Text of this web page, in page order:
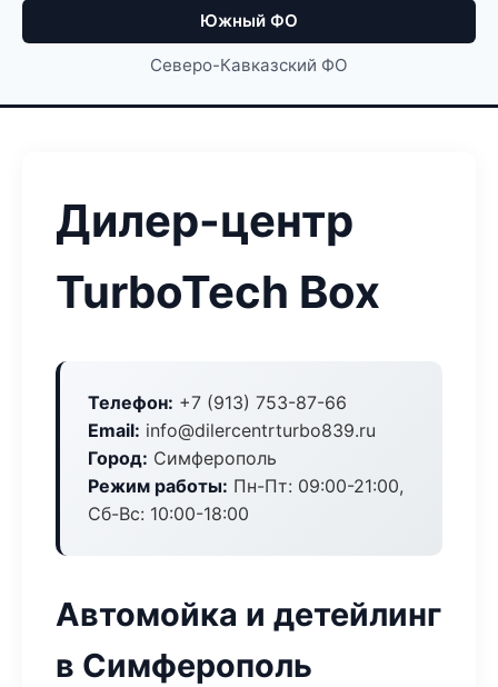
Южный ФО
Северо-Кавказский ФО
Дилер-центр
TurboTech Box
Телефон: +7 (913) 753-87-66
Email: info@dilercentrturbo839.ru
Город: Симферополь
Режим работы: Пн-Пт: 09:00-21:00,
Сб-Вс: 10:00-18:00
Автомойка и детейлинг
в Симферополь